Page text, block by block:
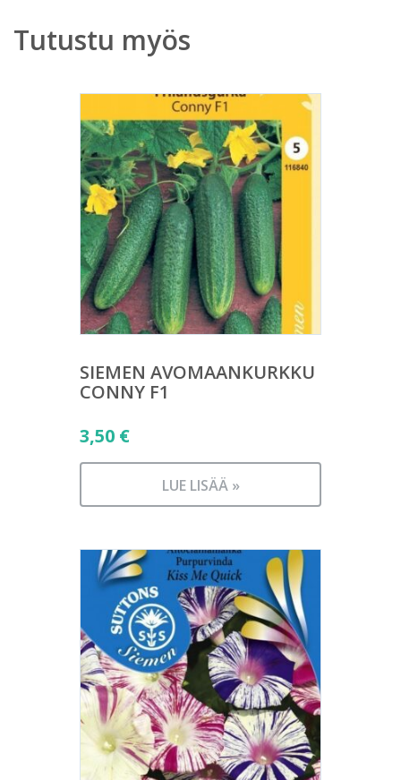
Tutustu myös
SIEMEN AVOMAANKURKKU
CONNY F1
3,50 €
LUE LISÄÄ »